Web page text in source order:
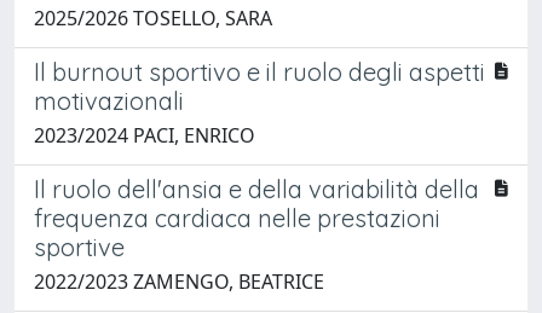
2025/2026 TOSELLO, SARA
Il burnout sportivo e il ruolo degli aspetti
motivazionali
2023/2024 PACI, ENRICO
Il ruolo dell'ansia e della variabilità della
frequenza cardiaca nelle prestazioni
sportive
2022/2023 ZAMENGO, BEATRICE